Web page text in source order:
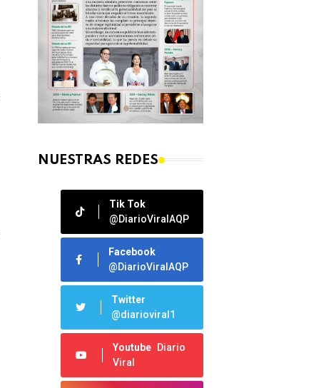
NUESTRAS REDES
Tik Tok
@DiarioViralAQP
Facebook
@DiarioViralAQP
Twitter
@diarioviral1
Youtube
Diario
Viral